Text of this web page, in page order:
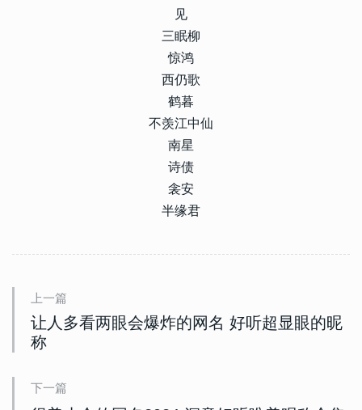
见
三眠柳
惊鸿
西仍歌
鹤暮
不羡江中仙
南星
诗债
衾安
半缘君
上一篇
让人多看两眼会爆炸的网名 好听超显眼的昵
称
下一篇